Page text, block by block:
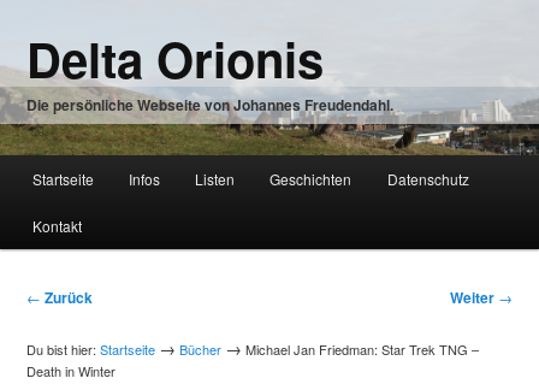
Inhalt
wechseln
Delta Orionis
Die persönliche Webseite von Johannes Freudendahl.
Zum
Inhalt
Startseite Infos Listen Geschichten Datenschutz
Kontakt
Beitragsnavigation
← Zurück Weiter →
Du bist hier:Startseite → Bücher → Michael Jan Friedman: Star Trek TNG –
Death in Winter